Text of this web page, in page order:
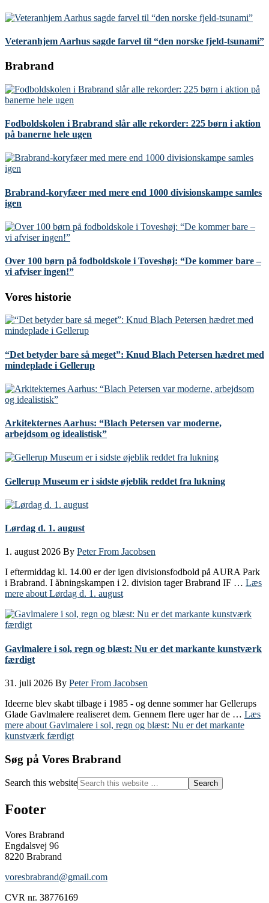
Veteranhjem Aarhus sagde farvel til “den norske fjeld-tsunami”
Brabrand
Fodboldskolen i Brabrand slår alle rekorder: 225 børn i aktion
på banerne hele ugen
Brabrand-koryfæer med mere end 1000 divisionskampe samles
igen
Over 100 børn på fodboldskole i Toveshøj: “De kommer bare –
vi afviser ingen!”
Vores historie
“Det betyder bare så meget”: Knud Blach Petersen hædret med
mindeplade i Gellerup
Arkitekternes Aarhus: “Blach Petersen var moderne,
arbejdsom og idealistisk”
Gellerup Museum er i sidste øjeblik reddet fra lukning
Lørdag d. 1. august
1. august 2026 By Peter From Jacobsen
I eftermiddag kl. 14.00 er der igen divisionsfodbold på AURA Park
i Brabrand. I åbningskampen i 2. division tager Brabrand IF … Læs
mere about Lørdag d. 1. august
Gavlmalere i sol, regn og blæst: Nu er det markante kunstværk
færdigt
31. juli 2026 By Peter From Jacobsen
Ideerne blev skabt tilbage i 1985 - og denne sommer har Gellerups
Glade Gavlmalere realiseret dem. Gennem flere uger har de … Læs
mere about Gavlmalere i sol, regn og blæst: Nu er det markante
kunstværk færdigt
Søg på Vores Brabrand
Search this website
Footer
Vores Brabrand
Engdalsvej 96
8220 Brabrand
voresbrabrand@gmail.com
CVR nr. 38776169